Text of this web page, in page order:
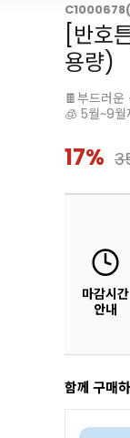
[반호
용량)
🍫부드러운
🧊 5월~9월
17%
마감시간
안내
함께 구매